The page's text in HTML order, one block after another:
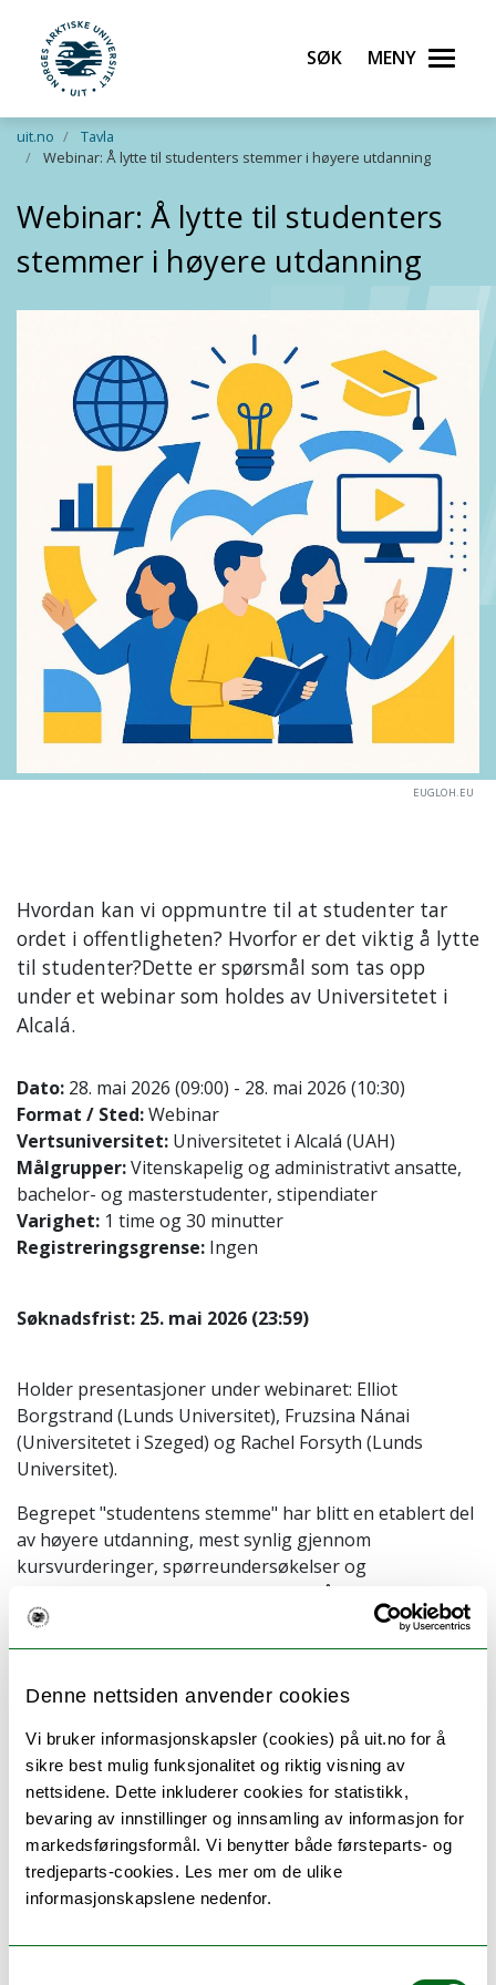
Denne nettsiden anvender cookies
Vi bruker informasjonskapsler (cookies) på uit.no for å
sikre best mulig funksjonalitet og riktig visning av
nettsidene. Dette inkluderer cookies for statistikk,
bevaring av innstillinger og innsamling av informasjon for
markedsføringsformål. Vi benytter både førsteparts- og
tredjeparts-cookies. Les mer om de ulike
informasjonskapslene nedenfor.
Gå til hovedinnhold
UiT Norges arktiske universitet
Søk Meny
uit.no
Tavla
Webinar: Å lytte til studenters stemmer i høyere utdanning
Webinar: Å lytte til studenters
stemmer i høyere utdanning
EUGLOH.EU
Hvordan kan vi oppmuntre til at studenter tar
ordet i offentligheten? Hvorfor er det viktig å lytte
til studenter?Dette er spørsmål som tas opp
under et webinar som holdes av Universitetet i
Alcalá.
Dato: 28. mai 2026 (09:00) - 28. mai 2026 (10:30)
Format / Sted:Webinar
Vertsuniversitet: Universitetet i Alcalá (UAH)
Målgrupper:Vitenskapelig og administrativt ansatte,
bachelor- og masterstudenter, stipendiater
Varighet: 1 time og 30 minutter
Registreringsgrense: Ingen
Søknadsfrist: 25. mai 2026 (23:59)
Holder presentasjoner under webinaret: Elliot
Borgstrand (Lunds Universitet), Fruzsina Nánai
(Universitetet i Szeged) og Rachel Forsyth (Lunds
Universitet).
Begrepet "studentens stemme" har blitt en etablert del
av høyere utdanning, mest synlig gjennom
kursvurderinger, spørreundersøkelser og
studentrepresentasjon. Det er viktig å huske at vi
snakker om et svært bredt spekter av studentstemmer,
og at det kan være nyttig å reflektere over de ulike
studentstemmen er, ikke gjennom å ta i bruk en en
teknisk tilbakemeldingsprosess, men som en
relasjonell og demokratisk praksis som avhenger av
tillit, maktdeling og institusjonell respons.
Med utgangspunkt i forskning på studentdeltakelse,
tillit og partnerskap mellom studenter og ansatte, vil vi
om hvor studentstemmer oppmuntres, lyttes til og tas
til følge i høyere utdanning, samt det potensielle gapet